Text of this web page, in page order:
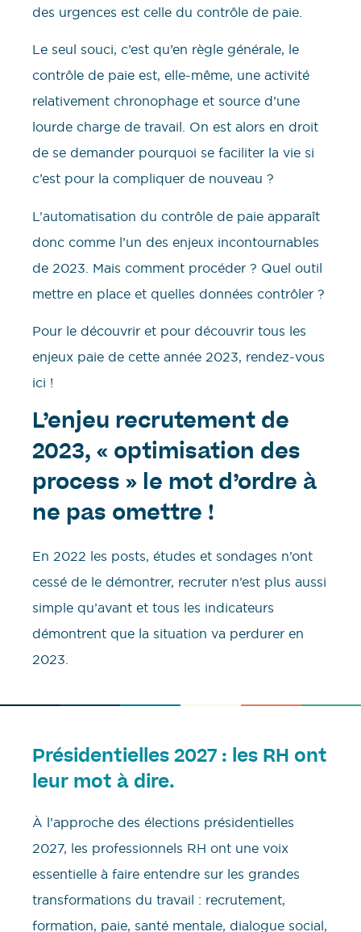
des urgences est celle du contrôle de paie.
Le seul souci, c’est qu’en règle générale, le
contrôle de paie est, elle-même, une activité
relativement chronophage et source d’une
lourde charge de travail. On est alors en droit
de se demander pourquoi se faciliter la vie si
c’est pour la compliquer de nouveau ?
L’automatisation du contrôle de paie apparaît
donc comme l’un des enjeux incontournables
de 2023. Mais comment procéder ? Quel outil
mettre en place et quelles données contrôler ?
Pour le découvrir et pour découvrir tous les
enjeux paie de cette année 2023, rendez-vous
ici !
L’enjeu recrutement de
2023, « optimisation des
process » le mot d’ordre à
ne pas omettre !
En 2022 les posts, études et sondages n’ont
cessé de le démontrer, recruter n’est plus aussi
simple qu’avant et tous les indicateurs
démontrent que la situation va perdurer en
2023.
Présidentielles 2027 : les RH ont
leur mot à dire.
À l’approche des élections présidentielles
2027, les professionnels RH ont une voix
essentielle à faire entendre sur les grandes
transformations du travail : recrutement,
formation, paie, santé mentale, dialogue social,